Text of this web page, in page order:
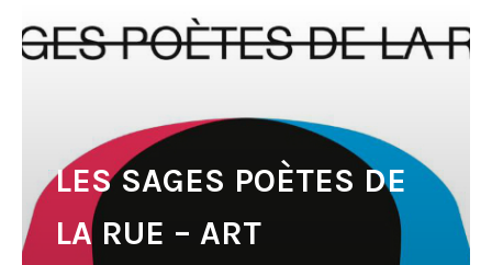
LES SAGES POÈTES DE
LA RUE – ART